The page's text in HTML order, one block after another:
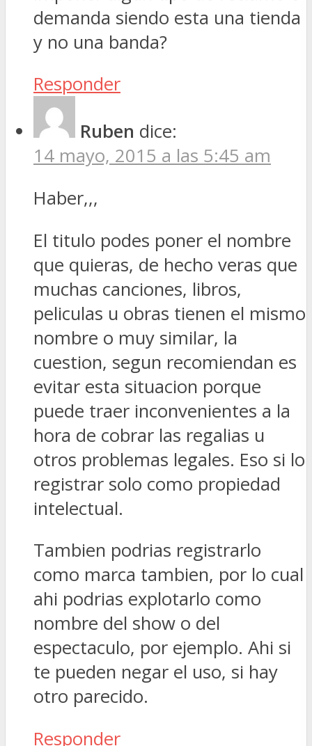
demanda siendo esta una tienda
y no una banda?
Responder
Ruben dice:
14 mayo, 2015 a las 5:45 am
Haber,,,
El titulo podes poner el nombre
que quieras, de hecho veras que
muchas canciones, libros,
peliculas u obras tienen el mismo
nombre o muy similar, la
cuestion, segun recomiendan es
evitar esta situacion porque
puede traer inconvenientes a la
hora de cobrar las regalias u
otros problemas legales. Eso si lo
registrar solo como propiedad
intelectual.
Tambien podrias registrarlo
como marca tambien, por lo cual
ahi podrias explotarlo como
nombre del show o del
espectaculo, por ejemplo. Ahi si
te pueden negar el uso, si hay
otro parecido.
Responder